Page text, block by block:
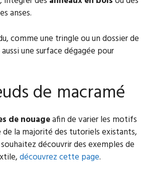
anses.
comme une tringle ou un dossier de
une surface dégagée pour
de macramé
de nouageafin de varier les motifs
la majorité des tutoriels existants,
découvrir des exemples de
découvrez cette page.